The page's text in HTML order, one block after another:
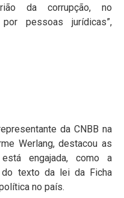
da corrupção, no
pessoas jurídicas”,
da CNBB na
Werlang, destacou as
engajada, como a
do texto da lei da Ficha
no país.